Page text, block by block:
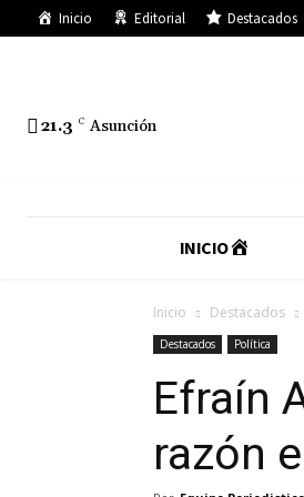
Inicio Editorial Destacados
21.3 C Asunción
INICIO
Inicio Destacados
Destacados Política
Efraín
razón